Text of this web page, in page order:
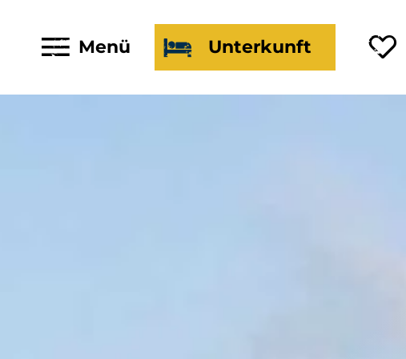
Menü Unterkunft